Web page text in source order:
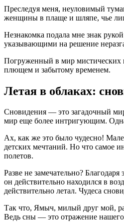
Преследуя меня, неуловимый
женщины в плаще и шляпе, чье
Незнакомка подала мне знак
указывающими на решение
Погруженный в мир мистических
плющем и забытому временем.
Летая в облаках:
Сновидения — это загадочный
мир еще более интригующим.
Ах, как же это было чудесно!
детских мечтаний. Но что самое
полетов.
Разве не замечательно?
он действительно находился в
действительно летал. Чудеса
Так что, Ямыч, милый друг мой,
Ведь сны — это отражение нашего